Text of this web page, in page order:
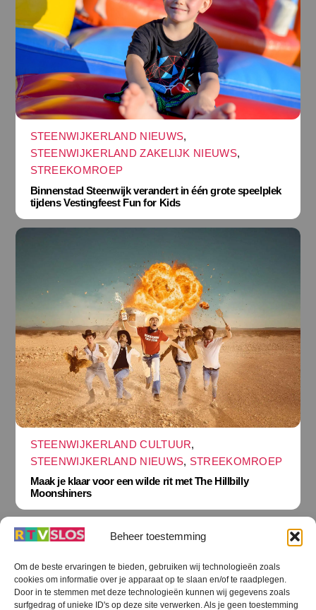
Beheer toestemming
Om de beste ervaringen te bieden, gebruiken wij technologieën zoals
cookies om informatie over je apparaat op te slaan en/of te raadplegen.
Door in te stemmen met deze technologieën kunnen wij gegevens zoals
surfgedrag of unieke ID's op deze site verwerken. Als je geen toestemming
STEENWIJKERLAND NIEUWS,
STEENWIJKERLAND ZAKELIJK NIEUWS,
STREEKOMROEP
Binnenstad Steenwijk verandert in één grote speelplek
tijdens Vestingfeest Fun for Kids
STEENWIJKERLAND CULTUUR,
STEENWIJKERLAND NIEUWS, STREEKOMROEP
Maak je klaar voor een wilde rit met The Hillbilly
Moonshiners
Terug
naar
boven